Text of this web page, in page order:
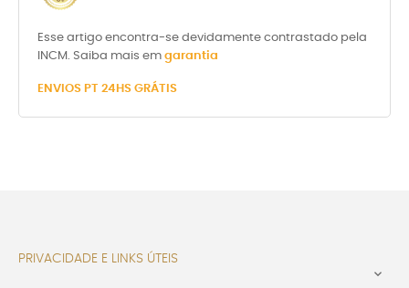
Esse artigo encontra-se devidamente contrastado pela
INCM. Saiba mais em garantia
ENVIOS PT 24HS GRÁTIS
PRIVACIDADE E LINKS ÚTEIS
